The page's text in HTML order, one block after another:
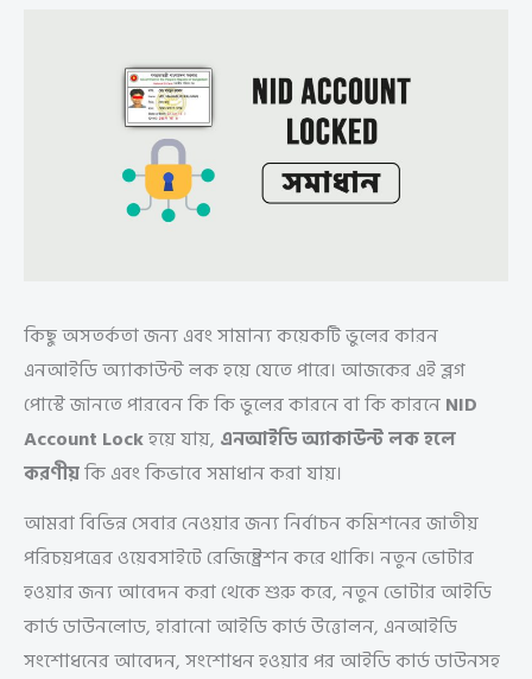
কিছু অসতর্কতা জন্য এবং সামান্য কয়েকটি ভুলের কারন
এনআইডি অ্যাকাউন্ট লক হয়ে যেতে পারে। আজকের এই ব্লগ
পোস্টে জানতে পারবেন কি কি ভুলের কারনে বা কি কারনেNID
Account Lockহয়ে যায়, এনআইডি অ্যাকাউন্ট লক হলে
করণীয়কি এবং কিভাবে সমাধান করা যায়।
আমরা বিভিন্ন সেবার নেওয়ার জন্য নির্বাচন কমিশনের জাতীয়
পরিচয়পত্রের ওয়েবসাইটে রেজিষ্ট্রেশন করে থাকি। নতুন ভোটার
হওয়ার জন্য আবেদন করা থেকে শুরু করে, নতুন ভোটার আইডি
কার্ড ডাউনলোড, হারানো আইডি কার্ড উত্তোলন, এনআইডি
সংশোধনের আবেদন, সংশোধন হওয়ার পর আইডি কার্ড ডাউনসহ